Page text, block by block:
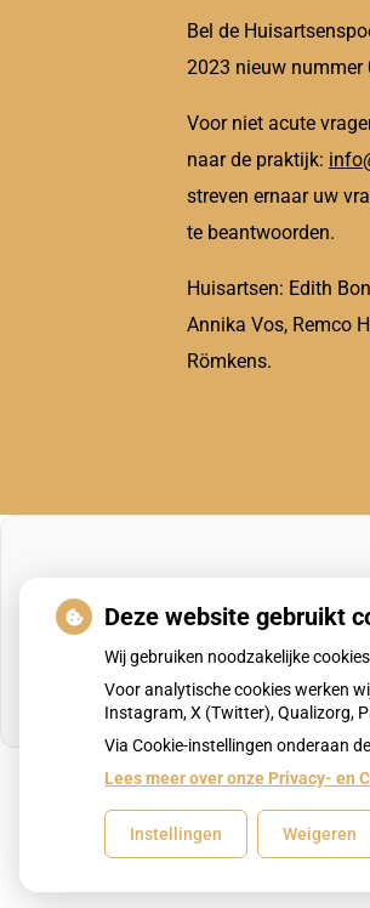
Bel de
2023 nieuw nummer
Voor niet acute
naar de praktijk:
streven ernaar uw
te beantwoorden.
Huisartsen: Edith
Annika Vos, Remco
Römkens.
Uw Zorg Online|
Deze website gebruikt
Wij gebruiken noodzakelijke
Voor analytische cookies werken
Instagram, X (Twitter), Qualizorg,
Via Cookie-instellingen onderaan
Lees meer over onze Privacy- en
Instellingen Weigeren